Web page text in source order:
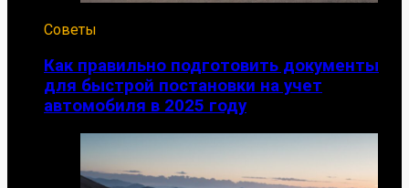
Советы
Как правильно подготовить документы
для быстрой постановки на учет
автомобиля в 2025 году